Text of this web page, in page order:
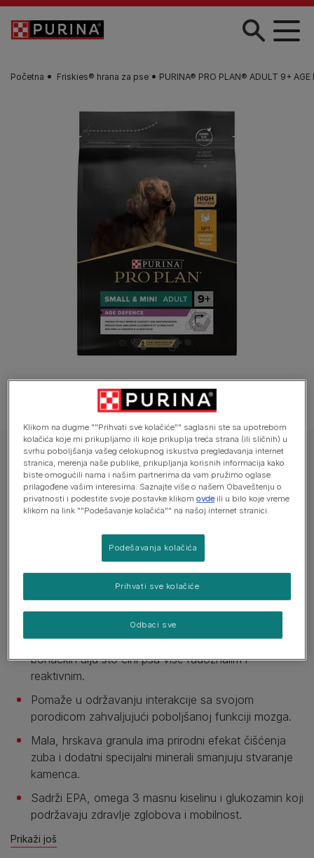
Skip to main content
Početna Friskies® hrana za pse​ PURINA® PRO PLAN® ADULT 9+
PURINA® PRO PLAN® ADULT 9+ AGE DEFENCE, suva hrana za starije
pse
PURINA® PRO PLAN® ADULT 9+ AGE
DEFENCE, bogata piletinom, male i veoma
Podržava kognitivne funkcije mozga pomoću
alternativnih izvora energije frakcionisanih iz
bonačkih ulja što čini psa više radoznalim i
reaktivnim.
Pomaže u održavanju interakcije sa svojom
porodicom zahvaljujući poboljšanoj funkciji mozga.
Mala, hrskava granula ima prirodni efekat čišćenja
zuba i dodatni specijalni minerali smanjuju stvaranje
kamenca.
Sadrži EPA, omega 3 masnu kiselinu i glukozamin koji
podržavaju zdravlje zglobova i mobilnost.
Prikaži još
Klikom na dugme ""Prihvati sve kolačiće"" saglasni ste sa upotrebom
kolačića koje mi prikupljamo ili koje prikuplja treća strana (ili sličnih) u
svrhu poboljšanja vašeg celokupnog iskustva pregledavanja internet
stranica, merenja naše publike, prikupljanja korisnih informacija kako
biste omogućili nama i našim partnerima da vam pružimo oglase
prilagođene vašim interesima. Saznajte više o našem Obaveštenju o
privatnosti i podestite svoje postavke klikomovdeili u bilo koje vreme
klikom na link ""Podešavanje kolačića"" na našoj internet stranici.
Podešavanja kolačića
Odbaci sve
Prihvati sve kolačiće